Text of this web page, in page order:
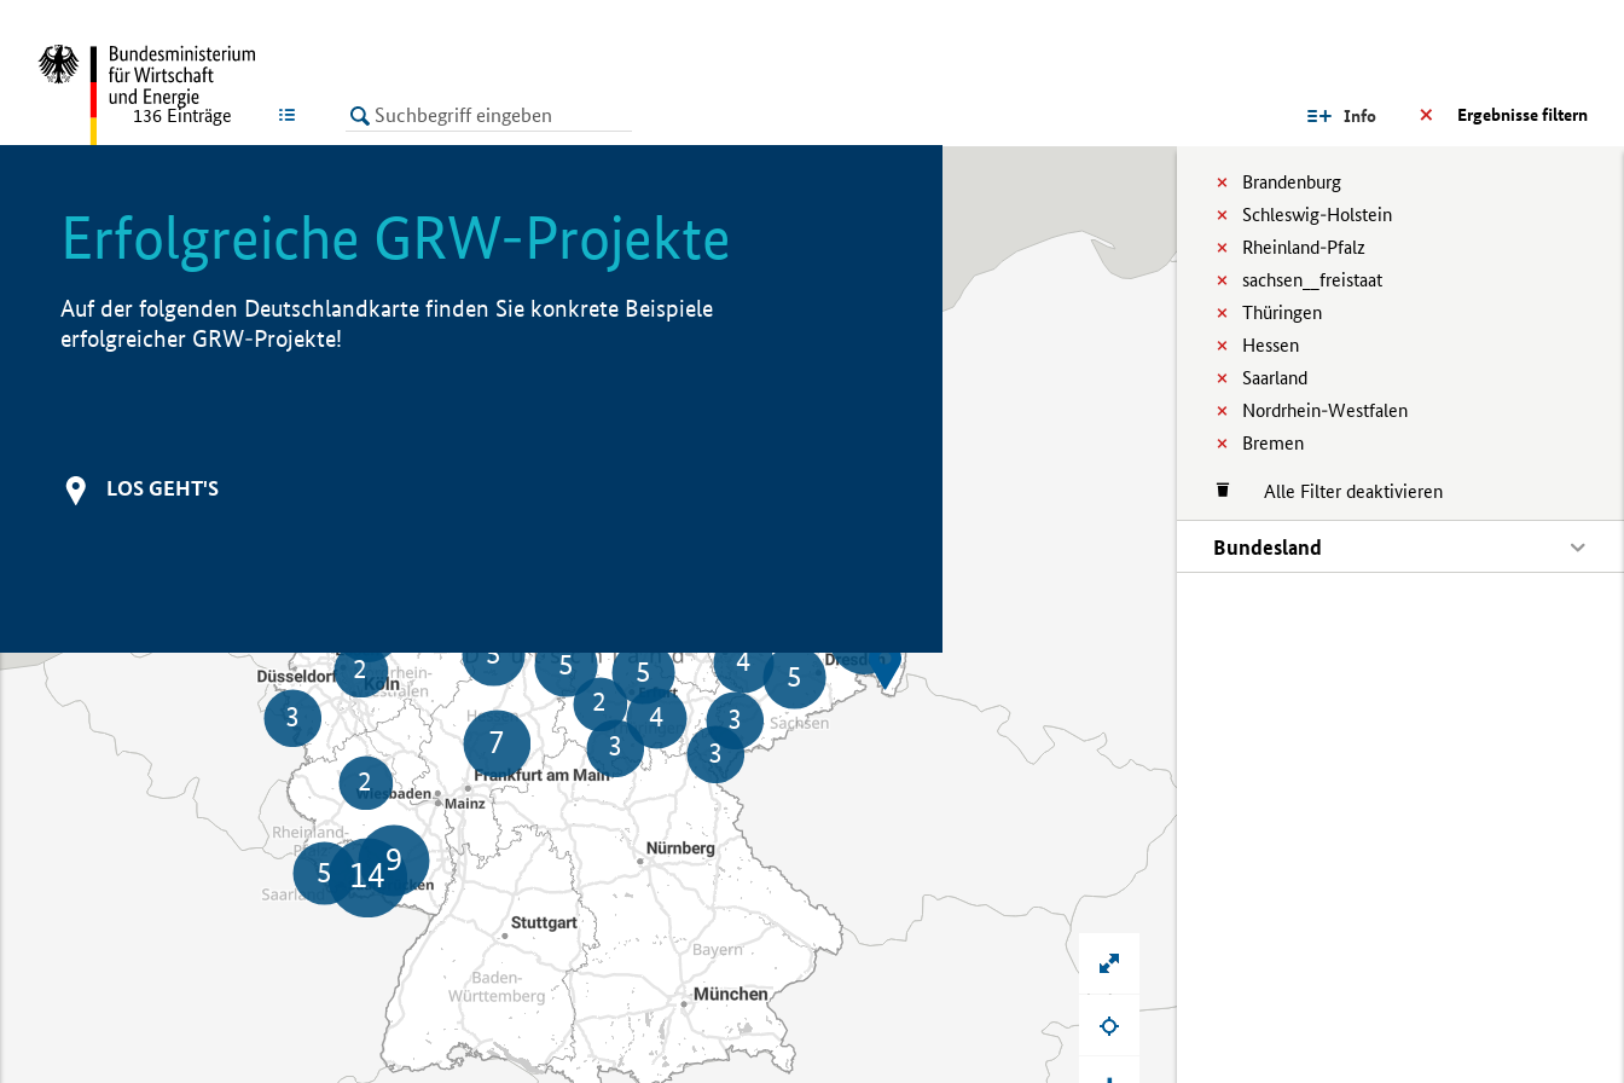
LISTE Ergebnisse filtern
Info
Brandenburg
Schleswig-Holstein
Rheinland-Pfalz
sachsen__freistaat
Thüringen
Hessen
Saarland
Nordrhein-Westfalen
Bremen
Alle Filter deaktivieren
Bundesland
136 Einträge
Erfolgreiche GRW-Projekte
Auf der folgenden Deutschlandkarte finden Sie konkrete Beispiele
erfolgreicher GRW-Projekte!
LOS GEHT'S